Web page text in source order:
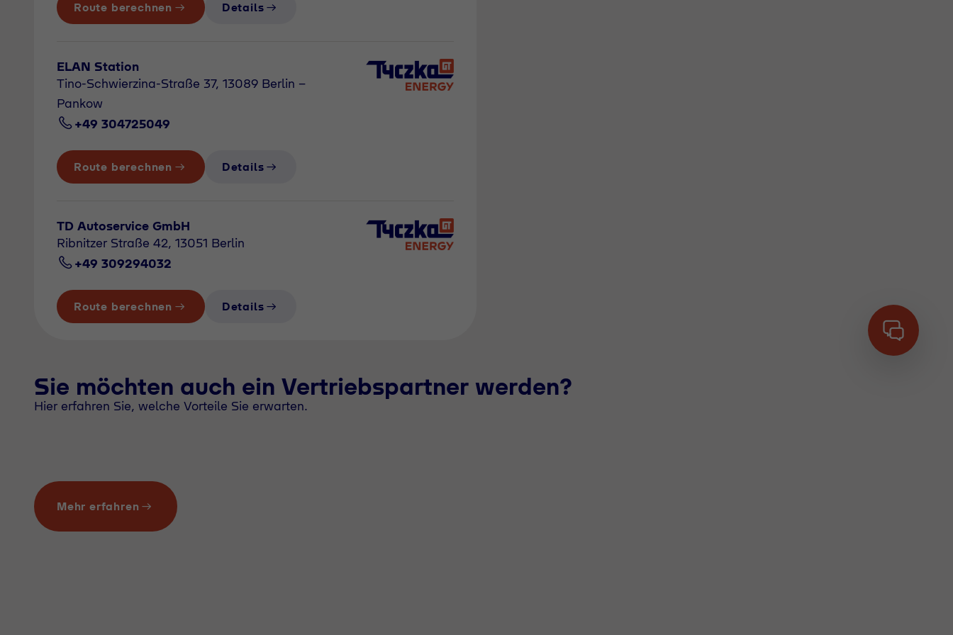
Route berechnen Details
ELAN Station
Tino-Schwierzina-Straße 37, 13089 Berlin -
Pankow
+49 304725049
Route berechnen Details
TD Autoservice GmbH
Ribnitzer Straße 42, 13051 Berlin
+49 309294032
Route berechnen Details
Sie möchten auch ein Vertriebspartner werden?
Hier erfahren Sie, welche Vorteile Sie erwarten.
Mehr erfahren